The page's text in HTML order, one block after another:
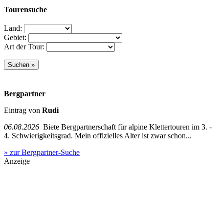
Tourensuche
Land:
Gebiet:
Art der Tour:
Bergpartner
Eintrag von Rudi
06.08.2026 Biete Bergpartnerschaft für alpine Klettertouren im 3. -
4. Schwierigkeitsgrad. Mein offizielles Alter ist zwar schon...
» zur Bergpartner-Suche
Anzeige